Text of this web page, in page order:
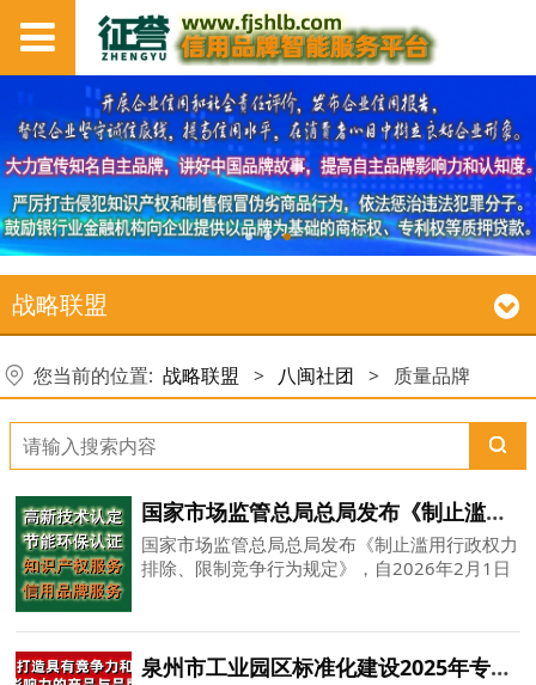
战略联盟
您当前的位置: 战略联盟 > 八闽社团 > 质量品牌
国家市场监管总局总局发布《制止滥用行政权力排除、限制竞争行为规定》，自2026年2月1日起施行
国家市场监管总局总局发布《制止滥用行政权力
排除、限制竞争行为规定》，自2026年2月1日
泉州市工业园区标准化建设2025年专项行动方案